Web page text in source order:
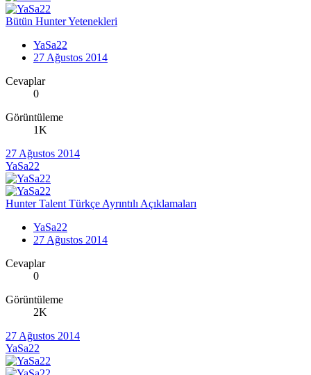
Bütün Hunter Yetenekleri
YaSa22
27 Ağustos 2014
Cevaplar
0
Görüntüleme
1K
27 Ağustos 2014
YaSa22
Hunter Talent Türkçe Ayrıntılı Açıklamaları
YaSa22
27 Ağustos 2014
Cevaplar
0
Görüntüleme
2K
27 Ağustos 2014
YaSa22